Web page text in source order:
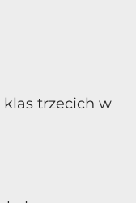
klas trzecich w